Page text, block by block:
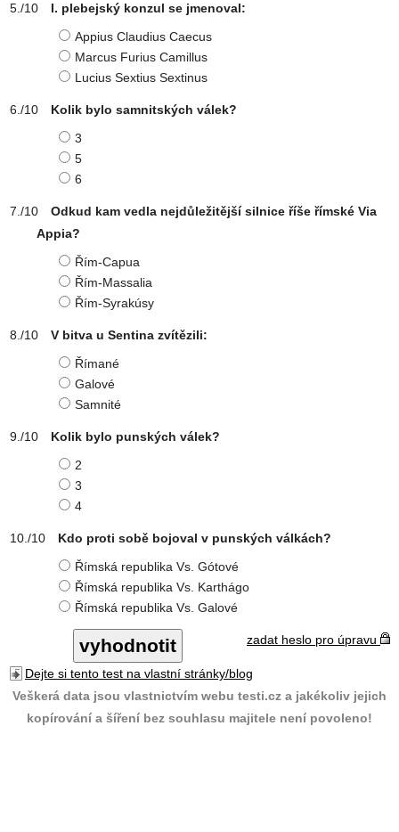
I. plebejský konzul se jmenoval:
Appius Claudius Caecus
Marcus Furius Camillus
Lucius Sextius Sextinus
Kolik bylo samnitských válek?
3
5
6
Odkud kam vedla nejdůležitější silnice říše římské Via
Appia?
Řím-Capua
Řím-Massalia
Řím-Syrakúsy
V bitva u Sentina zvítězili:
Římané
Galové
Samnité
Kolik bylo punských válek?
2
3
4
Kdo proti sobě bojoval v punských válkách?
Římská republika Vs. Gótové
Římská republika Vs. Karthágo
Římská republika Vs. Galové
zadat heslo pro úpravu
Dejte si tento test na vlastní stránky/blog
Veškerá data jsou vlastnictvím webu testi.cz a jakékoliv jejich
kopírování a šíření bez souhlasu majitele není povoleno!